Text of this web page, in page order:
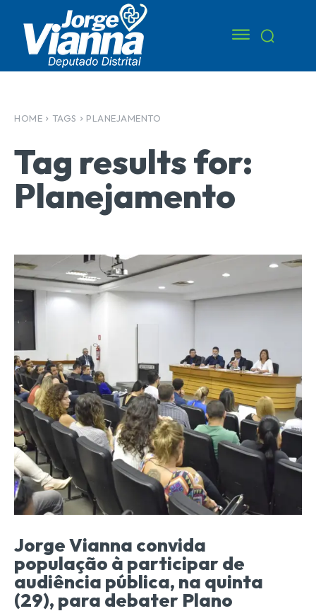
HOME TAGS PLANEJAMENTO
Tag results for:
Planejamento
Jorge Vianna convida
população à participar de
audiência pública, na quinta
(29), para debater Plano